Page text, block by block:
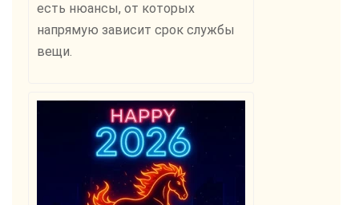
есть нюансы, от которых
напрямую зависит срок службы
вещи.